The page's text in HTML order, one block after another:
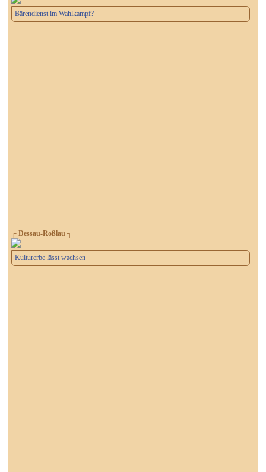
Bärendienst im Wahlkampf?
┌ Dessau-Roßlau ┐
Kulturerbe lässt wachsen